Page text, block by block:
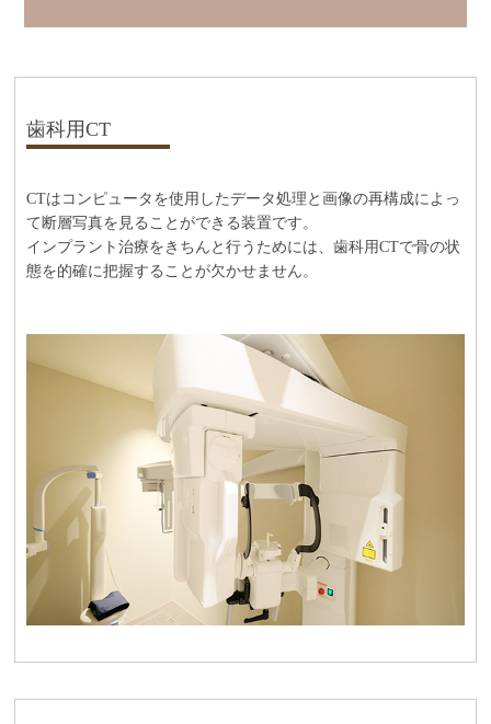
歯科用CT
CTはコンピュータを使用したデータ処理と画像の再構成によっ
て断層写真を見ることができる装置です。
インプラント治療をきちんと行うためには、歯科用CTで骨の状
態を的確に把握することが欠かせません。